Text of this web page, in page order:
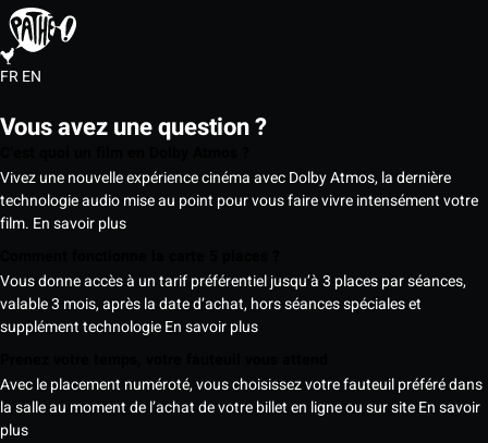
FREN
Vous avez une question ?
Vivez une nouvelle expérience cinéma avec Dolby Atmos, la dernière
technologie audio mise au point pour vous faire vivre intensément votre
film. En savoir plus
Vous donne accès à un tarif préférentiel jusqu’à 3 places par séances,
valable 3 mois, après la date d’achat, hors séances spéciales et
supplément technologieEn savoir plus
Avec le placement numéroté, vous choisissez votre fauteuil préféré dans
la salle au moment de l’achat de votre billet en ligne ou sur siteEn savoir
plus